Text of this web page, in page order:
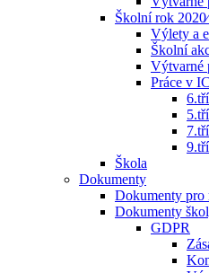
Školní rok
Výlety a
Školní
Výtvarné
Práce v
Škola
Dokumenty
Dokumenty pro
Dokumenty
GDPR